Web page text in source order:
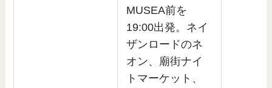
MUSEA前を
19:00出発。ネイ
ザンロードのネ
オン、廟街ナイ
トマーケット、